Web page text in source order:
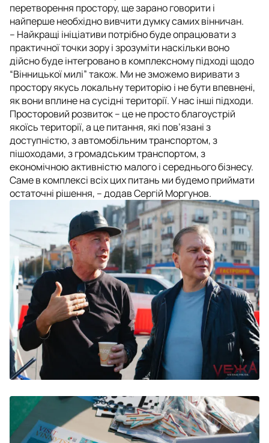
перетворення простору, ще зарано говорити і
найперше необхідно вивчити думку самих вінничан.
– Найкращі ініціативи потрібно буде опрацювати з
практичної точки зору і зрозуміти наскільки воно
дійсно буде інтегровано в комплексному підході щодо
“Вінницької милі” також. Ми не зможемо виривати з
простору якусь локальну територію і не бути впевнені,
як вони вплине на сусідні території. У нас інші підходи.
Просторовий розвиток – це не просто благоустрій
якоїсь території, а це питання, які пов’язані з
доступністю, з автомобільним транспортом, з
пішоходами, з громадським транспортом, з
економічною активністю малого і середнього бізнесу.
Саме в комплексі всіх цих питань ми будемо приймати
остаточні рішення, – додав Сергій Моргунов.